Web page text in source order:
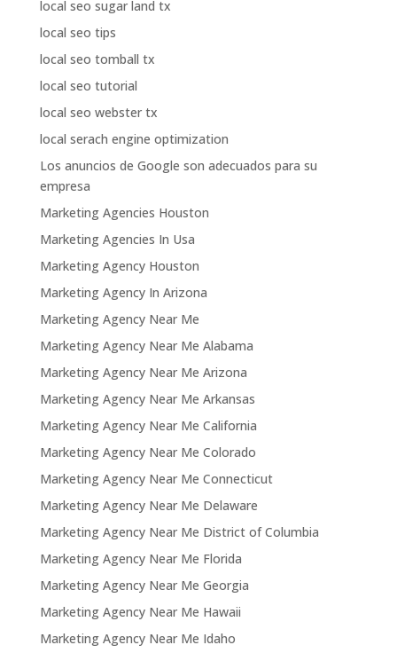
local seo sugar land tx
local seo tips
local seo tomball tx
local seo tutorial
local seo webster tx
local serach engine optimization
Los anuncios de Google son adecuados para su
empresa
Marketing Agencies Houston
Marketing Agencies In Usa
Marketing Agency Houston
Marketing Agency In Arizona
Marketing Agency Near Me
Marketing Agency Near Me Alabama
Marketing Agency Near Me Arizona
Marketing Agency Near Me Arkansas
Marketing Agency Near Me California
Marketing Agency Near Me Colorado
Marketing Agency Near Me Connecticut
Marketing Agency Near Me Delaware
Marketing Agency Near Me District of Columbia
Marketing Agency Near Me Florida
Marketing Agency Near Me Georgia
Marketing Agency Near Me Hawaii
Marketing Agency Near Me Idaho